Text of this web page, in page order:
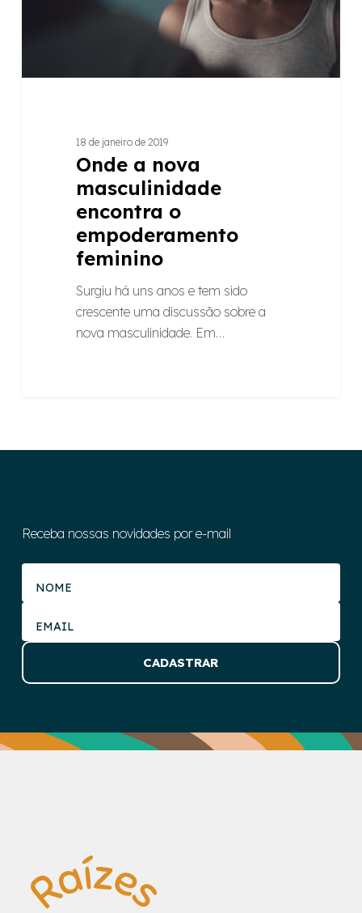
18 de janeiro de 2019
Onde a nova
masculinidade
encontra o
empoderamento
feminino
Surgiu há uns anos e tem sido
crescente uma discussão sobre a
nova masculinidade. Em…
Receba nossas novidades por e-mail